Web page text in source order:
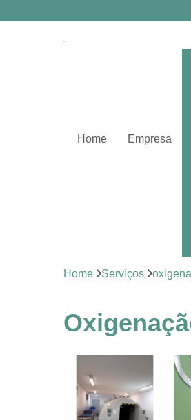
Home Empresa
Home Serviços